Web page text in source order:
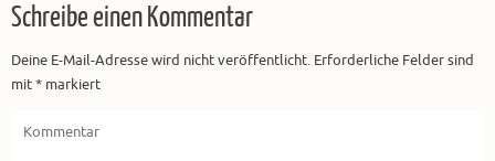
Schreibe einen Kommentar
Deine E-Mail-Adresse wird nicht veröffentlicht. Erforderliche Felder sind
mit* markiert